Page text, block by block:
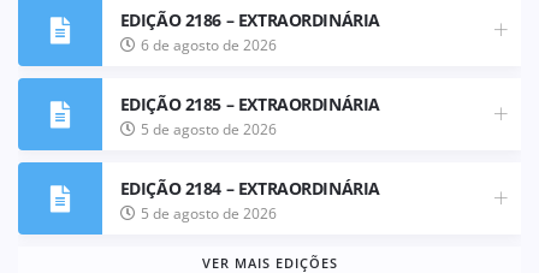
EDIÇÃO 2186 – EXTRAORDINÁRIA
6 de agosto de 2026
EDIÇÃO 2185 – EXTRAORDINÁRIA
5 de agosto de 2026
EDIÇÃO 2184 – EXTRAORDINÁRIA
5 de agosto de 2026
VER MAIS EDIÇÕES